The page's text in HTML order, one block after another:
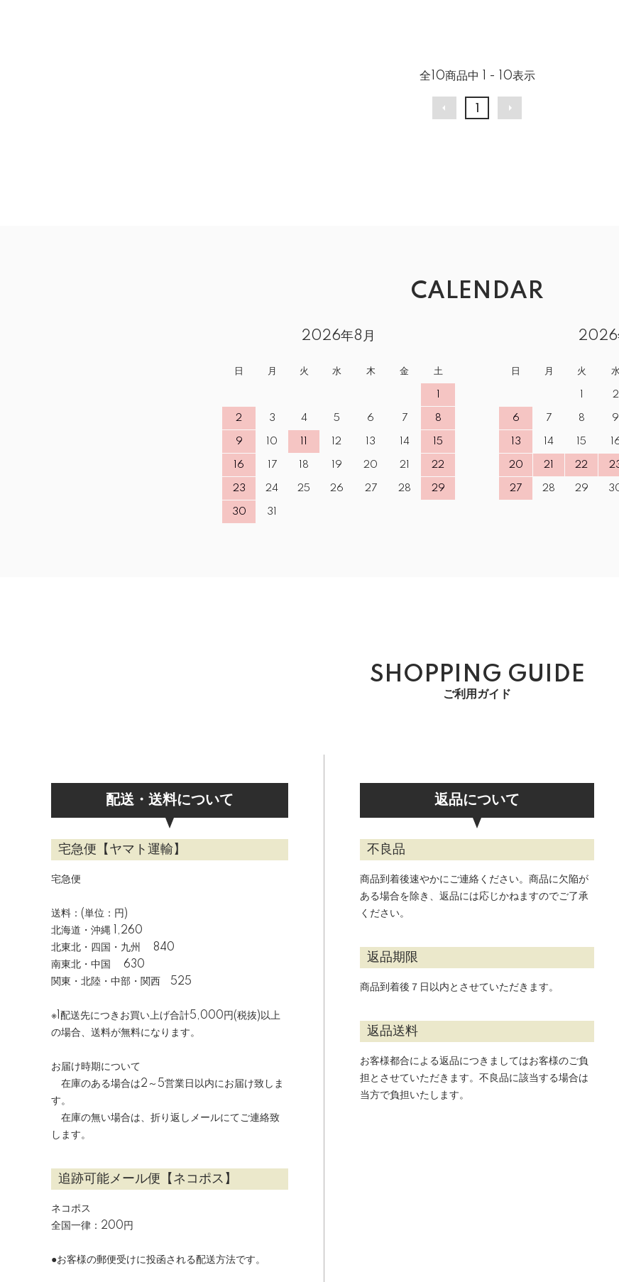
全 10商品中 1 - 10表示
CALENDAR
2026年8月
日 月 火 水 木 金 土
2 3 4 5 6 7 8
9 10 12 13 14 15
16 17 18 19 20 21 22
23 24 25 26 27 28 29
30 31
2026
日 月 火
2
6 7 8 9
13 14 15
20 21 22
27 28 29
SHOPPING GUIDE
ご利用ガイド
配送・送料について
宅急便【ヤマト運輸】
宅急便
送料：(単位：円)
北海道・沖縄 1,260
北東北・四国・九州 840
南東北・中国 630
関東・北陸・中部・関西 525
※1配送先につきお買い上げ合計5,000円(税抜)以上
の場合、送料が無料になります。
お届け時期について
在庫のある場合は2～5営業日以内にお届け致しま
す。
在庫の無い場合は、折り返しメールにてご連絡致
します。
追跡可能メール便【ネコポス】
ネコポス
全国一律：200円
●お客様の郵便受けに投函される配送方法です。
返品について
不良品
商品到着後速やかにご連絡ください。商品に欠陥が
ある場合を除き、返品には応じかねますのでご了承
ください。
返品期限
商品到着後７日以内とさせていただきます。
返品送料
お客様都合による返品につきましてはお客様のご負
担とさせていただきます。不良品に該当する場合は
当方で負担いたします。